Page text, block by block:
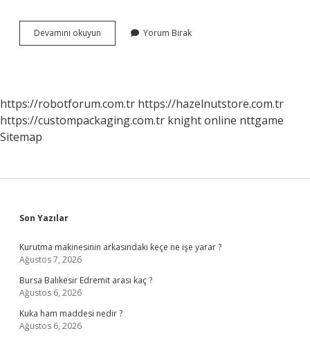
Devamını okuyun
Lira
Yorum Bırak
https://robotforum.com.tr https://hazelnutstore.com.tr
https://custompackaging.com.tr knight online nttgame
Sitemap
Sidebar
Son Yazılar
Kurutma makinesinin arkasındaki keçe ne işe yarar ?
Ağustos 7, 2026
Bursa Balıkesir Edremit arası kaç ?
Ağustos 6, 2026
Kuka ham maddesi nedir ?
Ağustos 6, 2026